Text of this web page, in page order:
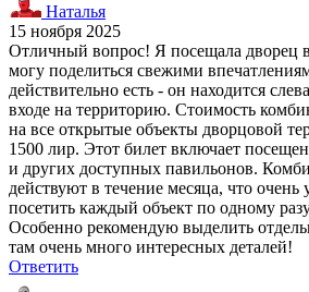
Наталья
15 ноября 2025
Отличный вопрос! Я посещала дворец
могу поделиться свежими
действительно есть - он находится
входе на территорию. Стоимость
на все открытые объекты дворцовой
1500 лир. Этот билет включает
и других доступных павильонов.
действуют в течение месяца, что
посетить каждый объект по одному
Особенно рекомендую выделить
там очень много интересных деталей!
Ответить